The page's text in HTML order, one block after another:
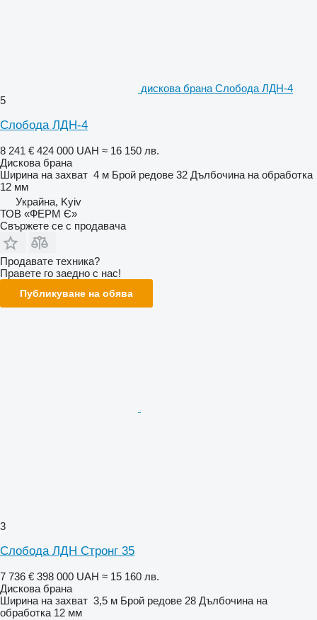
дискова брана Слобода ЛДН-4
5
Слобода ЛДН-4
8 241 € 424 000 UAH ≈ 16 150 лв.
Дискова брана
Ширина на захват 4 м Брой редове 32 Дълбочина на обработка
12 мм
Украйна, Kyiv
ТОВ «ФЕРМ Є»
Свържете се с продавача
Продавате техника?
Правете го заедно с нас!
Публикуване на обява
3
Слобода ЛДН Стронг 35
7 736 € 398 000 UAH ≈ 15 160 лв.
Дискова брана
Ширина на захват 3,5 м Брой редове 28 Дълбочина на
обработка 12 мм